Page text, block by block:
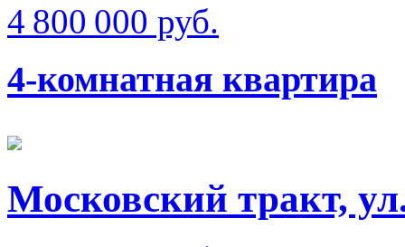
4 800 000 руб.
4-комнатная квартира
Московский тракт,